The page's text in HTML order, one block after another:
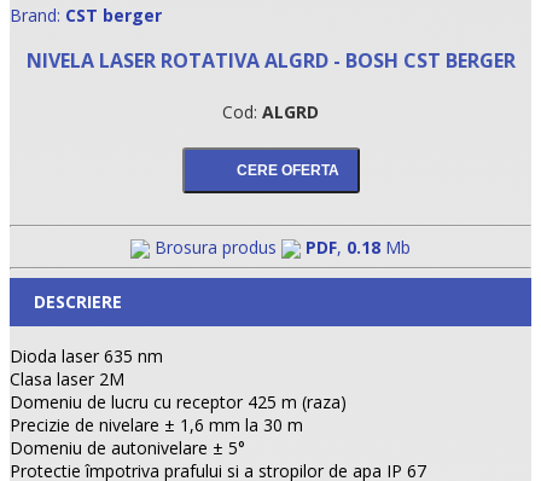
•
Brand: CST berger
NIVELA LASER ROTATIVA ALGRD - BOSH CST BERGER
Cod: ALGRD
Brosura produs PDF, 0.18 Mb
DESCRIERE
Dioda laser 635 nm
Clasa laser 2M
Domeniu de lucru cu receptor 425 m (raza)
Precizie de nivelare ± 1,6 mm la 30 m
Domeniu de autonivelare ± 5°
Protectie împotriva prafului si a stropilor de apa IP 67